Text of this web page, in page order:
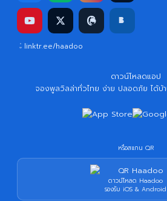
linktr.ee/haadoo
ดาวน์โหลดแอป
จองพูลวิลล่าทั่วไทย ง่าย ปลอดภัย ได้บ้
หรือสแกน QR
ดาวน์โหลด Haadoo
รองรับ iOS & Android